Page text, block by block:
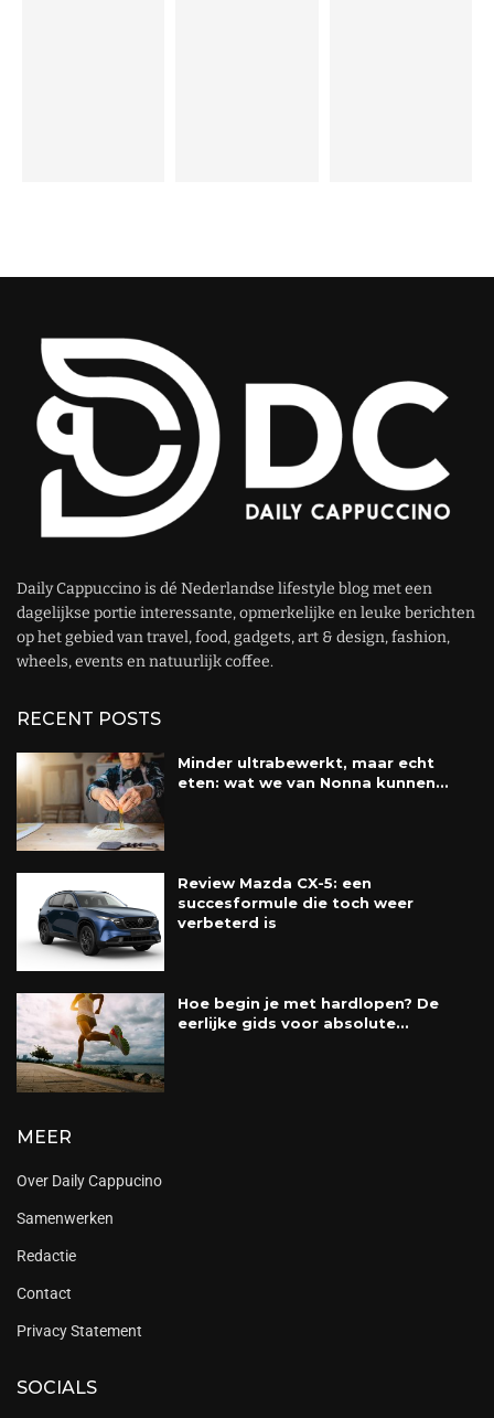
Daily Cappuccino is dé Nederlandse lifestyle blog met een
dagelijkse portie interessante, opmerkelijke en leuke berichten
op het gebied van travel, food, gadgets, art & design, fashion,
wheels, events en natuurlijk coffee.
RECENT POSTS
Minder ultrabewerkt, maar echt
eten: wat we van Nonna kunnen...
Review Mazda CX-5: een
succesformule die toch weer
verbeterd is
Hoe begin je met hardlopen? De
eerlijke gids voor absolute...
MEER
Over Daily Cappucino
Samenwerken
Redactie
Contact
Privacy Statement
SOCIALS